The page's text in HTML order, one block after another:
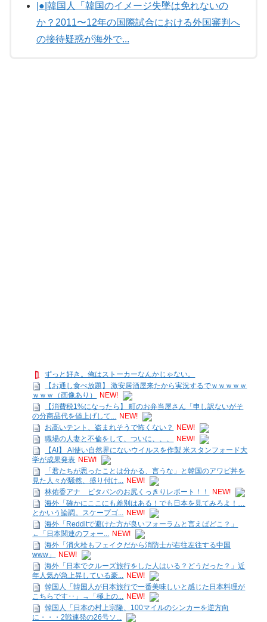
|●|韓国人「韓国のイメージ失墜は免れないの
か？2011〜12年の国際試合における外国審判へ
の接待疑惑が海外で...
ずっと好き。俺はストーカーなんかじゃない。
【お通し食べ放題】 激安居酒屋来たから実況するでｗｗｗｗｗ
ｗｗｗ（画像あり）
NEW!
【消費税1%になったら】 町のお弁当屋さん「申し訳ないがそ
の分商品代を値上げして... NEW!
お高いテント、盗まれそうで怖くない？
NEW!
職場の人妻と不倫をして、ついに、、、
NEW!
【AI】 AI使い自然界にないウイルスを作製 米スタンフォード大
学が成果発表 NEW!
「君たちが思ったことは分かる、言うな」と韓国のアワビ丼を
見た人々が騒然、盛り付け... NEW!
林佑香アナ ピタパンのお尻くっきりレポート！！
NEW!
海外「確かにここにも差別はある！でも日本を見てみろよ！…
とかいう論調。スケープゴ... NEW!
海外「Redditで避けた方が良いフォーラムと言えばどこ？」
←「日本関連のフォー... NEW!
海外「消火栓もフェイクだから消防士が右往左往する中国
www」
NEW!
海外「日本でクルーズ旅行をした人はいる？どうだった？」近
年人気が急上昇している豪... NEW!
韓国人「韓国人が日本旅行で一番美味しいと感じた日本料理が
こちらです‥」→「極上の... NEW!
韓国人「日本の村上宗隆、100マイルのシンカーを逆方向
に・・・2戦連発の26号ソ...